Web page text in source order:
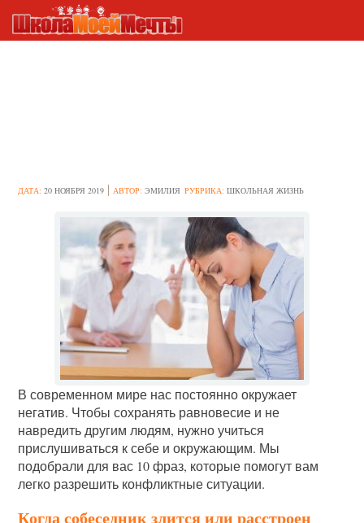
ДАТА:20 НОЯБРЯ 2019 АВТОР:ЭМИЛИЯ РУБРИКА:ШКОЛЬНАЯ ЖИЗНЬ
В современном мире нас постоянно окружает
негатив. Чтобы сохранять равновесие и не
навредить другим людям, нужно учиться
прислушиваться к себе и окружающим. Мы
подобрали для вас 10 фраз, которые помогут вам
легко разрешить конфликтные ситуации.
Когда собеседник злится или расстроен